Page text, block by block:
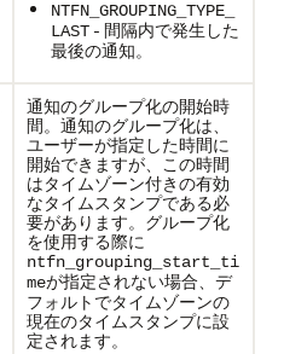
NTFN_GROUPING_TYPE_
LAST - 間隔内で発生した
最後の通知。
通知のグループ化の開始時
間。通知のグループ化は、
ユーザーが指定した時間に
開始できますが、この時間
はタイムゾーン付きの有効
なタイムスタンプである必
要があります。グループ化
を使用する際に
ntfn_grouping_start_ti
meが指定されない場合、デ
フォルトでタイムゾーンの
現在のタイムスタンプに設
定されます。